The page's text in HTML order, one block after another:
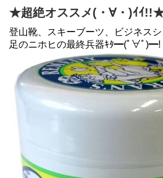
★超絶オススメ(・∀・)ｲｲ
登山靴、スキーブーツ、ビジネス
足のニホヒの最終兵器ｷﾀ━(ﾟ∀ﾟ)━!